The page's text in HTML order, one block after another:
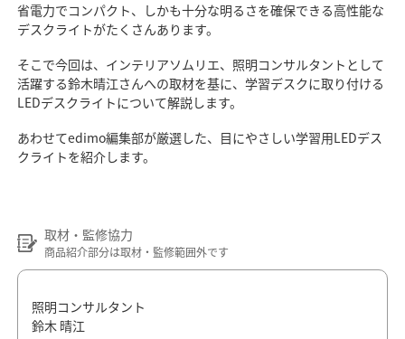
省電力でコンパクト、しかも十分な明るさを確保できる高性能な
デスクライトがたくさんあります。
そこで今回は、インテリアソムリエ、照明コンサルタントとして
活躍する鈴木晴江さんへの取材を基に、学習デスクに取り付ける
LEDデスクライトについて解説します。
あわせてedimo編集部が厳選した、目にやさしい学習用LEDデス
クライトを紹介します。
取材・監修協力
商品紹介部分は取材・監修範囲外です
照明コンサルタント
鈴木 晴江